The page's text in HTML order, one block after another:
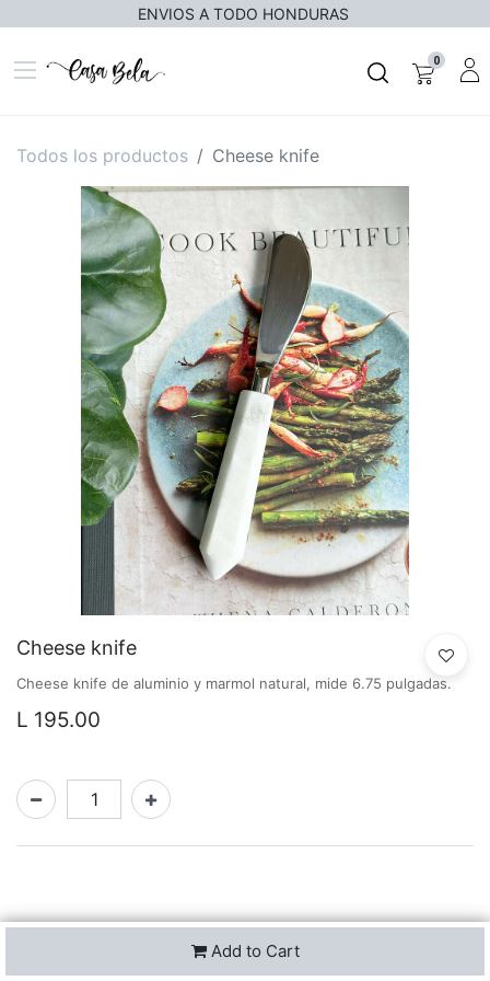
ENVIOS A TODO HONDURAS
0
Todos los productos Cheese knife
Cheese knife
Cheese knife de aluminio y marmol natural, mide 6.75 pulgadas.
L 195.00
Add to Cart